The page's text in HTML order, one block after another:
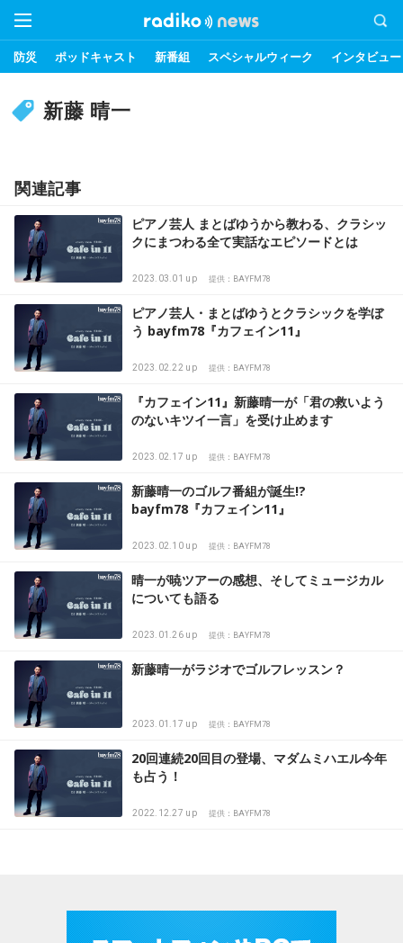
防災 ポッドキャスト 新番組 スペシャルウィーク インタビュー
新藤 晴一
関連記事
ピアノ芸人 まとばゆうから教わる、クラシッ
クにまつわる全て実話なエピソードとは
2023.03.01 up 提供：BAYFM78
ピアノ芸人・まとばゆうとクラシックを学ぼ
う bayfm78『カフェイン11』
2023.02.22 up 提供：BAYFM78
『カフェイン11』新藤晴一が「君の救いよう
のないキツイ一言」を受け止めます
2023.02.17 up 提供：BAYFM78
新藤晴一のゴルフ番組が誕生!?
bayfm78『カフェイン11』
2023.02.10 up 提供：BAYFM78
晴一が暁ツアーの感想、そしてミュージカル
についても語る
2023.01.26 up 提供：BAYFM78
新藤晴一がラジオでゴルフレッスン？
2023.01.17 up 提供：BAYFM78
20回連続20回目の登場、マダムミハエル今年
も占う！
2022.12.27 up 提供：BAYFM78